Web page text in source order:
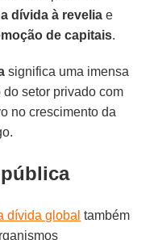
dívida à revelia e
de capitais.
significa uma imensa
setor privado com
no crescimento da
dívida global também